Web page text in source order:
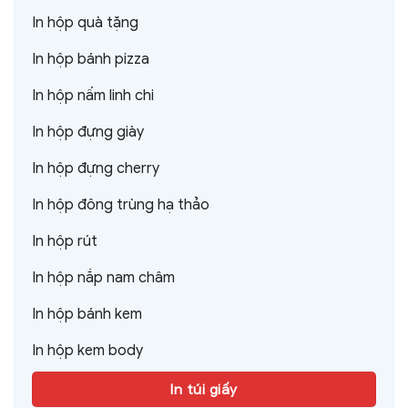
In hộp quà tặng
In hộp bánh pizza
In hộp nấm linh chi
In hộp đựng giày
In hộp đựng cherry
In hộp đông trùng hạ thảo
In hộp rút
In hộp nắp nam châm
In hộp bánh kem
In hộp kem body
In túi giấy